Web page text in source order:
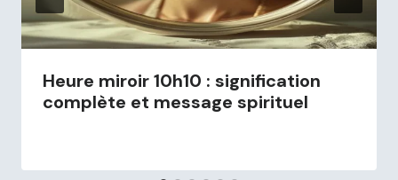
Heure miroir 10h10 : signification
complète et message spirituel